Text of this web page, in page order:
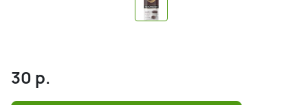
30 р.